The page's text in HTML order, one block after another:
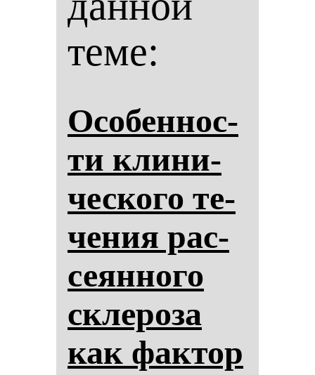
теме:
Осо­бен­нос­
ти кли­ни­
чес­ко­го те­
че­ния рас­
се­ян­но­го
скле­ро­за
как фак­тор